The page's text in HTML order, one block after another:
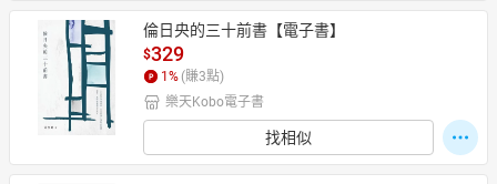
倫日央的三十前書【電子書】
$329
1 % (賺3點)
樂天Kobo電子書
找相似